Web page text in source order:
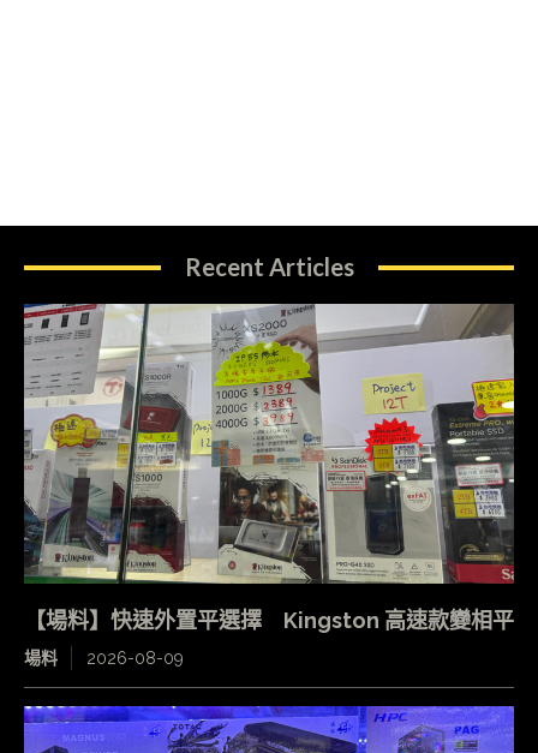
Recent Articles
【場料】快速外置平選擇 Kingston 高速款變相平
場料 2026-08-09